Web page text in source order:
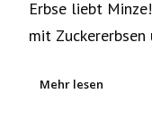
Erbse liebt
mit
Mehr lesen